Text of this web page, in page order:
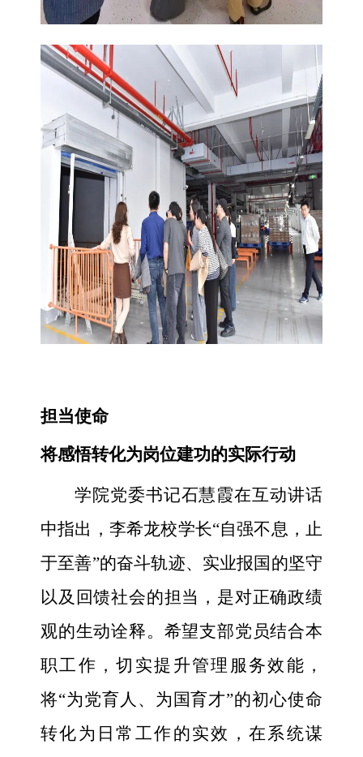
担当使命
将感悟转化为岗位建功的实际行动
学院党委书记石慧霞在互动讲话
中指出，李希龙校学长“自强不息，止
于至善”的奋斗轨迹、实业报国的坚守
以及回馈社会的担当，是对正确政绩
观的生动诠释。希望支部党员结合本
职工作，切实提升管理服务效能，
将“为党育人、为国育才”的初心使命
转化为日常工作的实效，在系统谋